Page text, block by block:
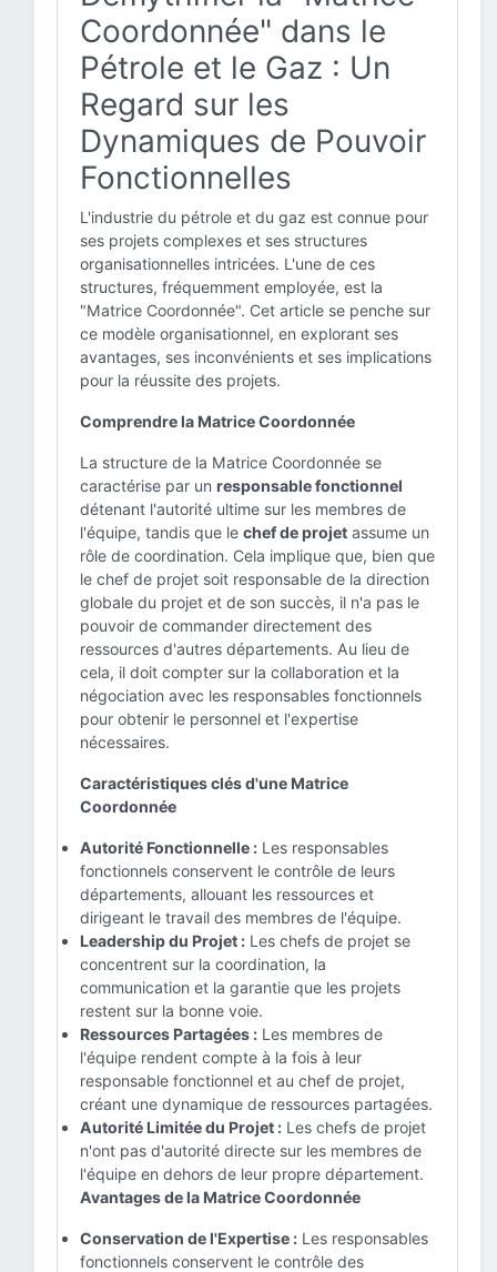
Coordonnée" dans le
Pétrole et le Gaz : Un
Regard sur les
Dynamiques de Pouvoir
Fonctionnelles
L'industrie du pétrole et du gaz est connue pour
ses projets complexes et ses structures
organisationnelles intricées. L'une de ces
structures, fréquemment employée, est la
"Matrice Coordonnée". Cet article se penche sur
ce modèle organisationnel, en explorant ses
avantages, ses inconvénients et ses implications
pour la réussite des projets.
Comprendre la Matrice Coordonnée
La structure de la Matrice Coordonnée se
caractérise par un responsable fonctionnel
détenant l'autorité ultime sur les membres de
l'équipe, tandis que le chef de projet assume un
rôle de coordination. Cela implique que, bien que
le chef de projet soit responsable de la direction
globale du projet et de son succès, il n'a pas le
pouvoir de commander directement des
ressources d'autres départements. Au lieu de
cela, il doit compter sur la collaboration et la
négociation avec les responsables fonctionnels
pour obtenir le personnel et l'expertise
nécessaires.
Caractéristiques clés d'une Matrice
Coordonnée
Autorité Fonctionnelle : Les responsables
fonctionnels conservent le contrôle de leurs
départements, allouant les ressources et
dirigeant le travail des membres de l'équipe.
Leadership du Projet : Les chefs de projet se
concentrent sur la coordination, la
communication et la garantie que les projets
restent sur la bonne voie.
Ressources Partagées : Les membres de
l'équipe rendent compte à la fois à leur
responsable fonctionnel et au chef de projet,
créant une dynamique de ressources partagées.
Autorité Limitée du Projet : Les chefs de projet
n'ont pas d'autorité directe sur les membres de
l'équipe en dehors de leur propre département.
Avantages de la Matrice Coordonnée
Conservation de l'Expertise : Les responsables
fonctionnels conservent le contrôle des